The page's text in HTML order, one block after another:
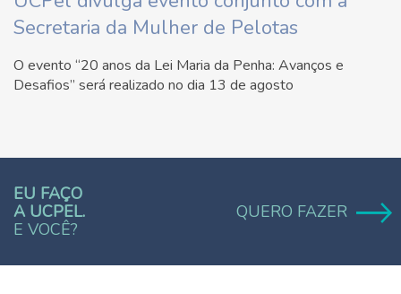
Secretaria da Mulher de Pelotas
O evento “20 anos da Lei Maria da Penha: Avanços e
Desafios” será realizado no dia 13 de agosto
EU FAÇO
A UCPEL.
E VOCÊ?
QUERO FAZER